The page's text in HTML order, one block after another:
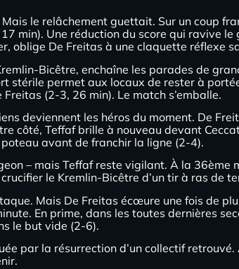
le relâchement guettait. Sur un coup
min). Une réduction du score qui ravive le
oblige De Freitas à une claquette réflexe
Bicêtre, enchaîne les parades de
stérile permet aux locaux de rester à
(2-3, 26 min). Le match s’emballe.
deviennent les héros du moment. De
côté, Teffaf brille à nouveau devant
avant de franchir la ligne (2-4).
– mais Teffaf reste vigilant. À la 36ème
le Kremlin-Bicêtre d’un tir à ras de
Mais De Freitas écœure une fois de
En prime, dans les toutes dernières
le but vide (2-6).
par la résurrection d’un collectif retrouvé.